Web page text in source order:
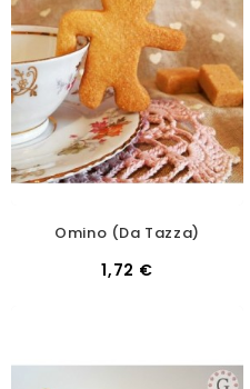
Omino (da Tazza)
1,72 €